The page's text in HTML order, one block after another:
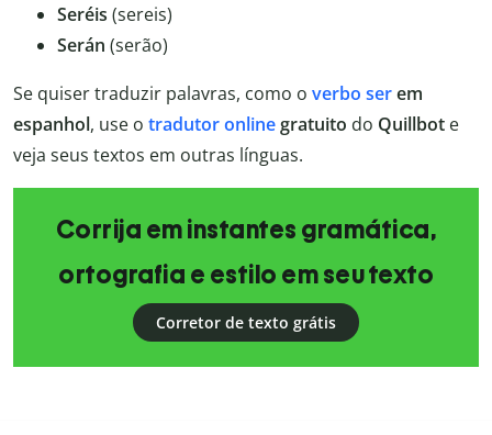
Seréis (sereis)
Serán (serão)
Se quiser traduzir palavras, como o verbo serem
espanhol, use o tradutor onlinegratuito do Quillbot e
veja seus textos em outras línguas.
Corrija em instantes gramática,
ortografia e estilo em seu texto
Corretor de texto grátis